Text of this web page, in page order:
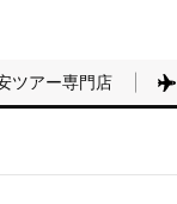
ツアー専門店